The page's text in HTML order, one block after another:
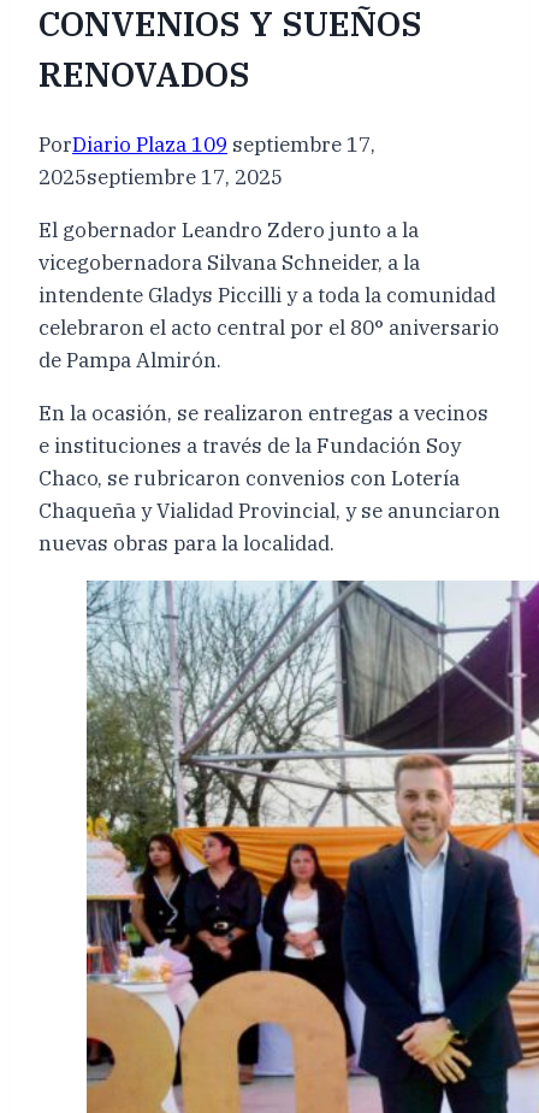
CONVENIOS Y SUEÑOS
RENOVADOS
PorDiario Plaza 109 septiembre 17,
2025septiembre 17, 2025
El gobernador Leandro Zdero junto a la
vicegobernadora Silvana Schneider, a la
intendente Gladys Piccilli y a toda la comunidad
celebraron el acto central por el 80° aniversario
de Pampa Almirón.
En la ocasión, se realizaron entregas a vecinos
e instituciones a través de la Fundación Soy
Chaco, se rubricaron convenios con Lotería
Chaqueña y Vialidad Provincial, y se anunciaron
nuevas obras para la localidad.